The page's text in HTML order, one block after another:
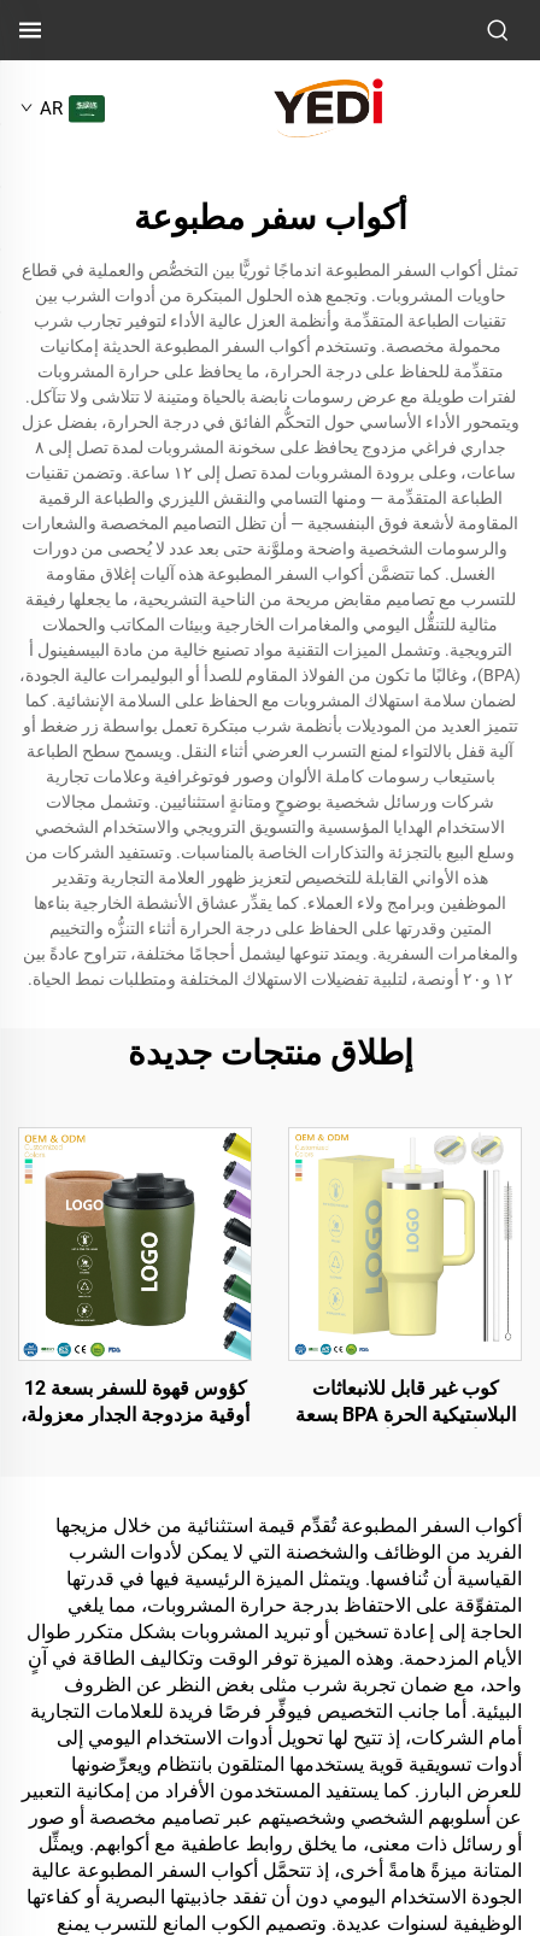
AR
أكواب سفر مطبوعة
تمثل أكواب السفر المطبوعة اندماجًا ثوريًّا بين التخصُّص والعملية في قطاع
حاويات المشروبات. وتجمع هذه الحلول المبتكرة من أدوات الشرب بين
تقنيات الطباعة المتقدِّمة وأنظمة العزل عالية الأداء لتوفير تجارب شرب
محمولة مخصصة. وتستخدم أكواب السفر المطبوعة الحديثة إمكانيات
متقدِّمة للحفاظ على درجة الحرارة، ما يحافظ على حرارة المشروبات
لفترات طويلة مع عرض رسومات نابضة بالحياة ومتينة لا تتلاشى ولا تتآكل.
ويتمحور الأداء الأساسي حول التحكُّم الفائق في درجة الحرارة، بفضل عزل
جداري فراغي مزدوج يحافظ على سخونة المشروبات لمدة تصل إلى ٨
ساعات، وعلى برودة المشروبات لمدة تصل إلى ١٢ ساعة. وتضمن تقنيات
الطباعة المتقدِّمة — ومنها التسامي والنقش الليزري والطباعة الرقمية
المقاومة لأشعة فوق البنفسجية — أن تظل التصاميم المخصصة والشعارات
والرسومات الشخصية واضحة وملوَّنة حتى بعد عدد لا يُحصى من دورات
الغسل. كما تتضمَّن أكواب السفر المطبوعة هذه آليات إغلاق مقاومة
للتسرب مع تصاميم مقابض مريحة من الناحية التشريحية، ما يجعلها رفيقة
مثالية للتنقُّل اليومي والمغامرات الخارجية وبيئات المكاتب والحملات
الترويجية. وتشمل الميزات التقنية مواد تصنيع خالية من مادة البيسفينول أ
(BPA)، وغالبًا ما تكون من الفولاذ المقاوم للصدأ أو البوليمرات عالية الجودة،
لضمان سلامة استهلاك المشروبات مع الحفاظ على السلامة الإنشائية. كما
تتميز العديد من الموديلات بأنظمة شرب مبتكرة تعمل بواسطة زر ضغط أو
آلية قفل بالالتواء لمنع التسرب العرضي أثناء النقل. ويسمح سطح الطباعة
باستيعاب رسومات كاملة الألوان وصور فوتوغرافية وعلامات تجارية
شركات ورسائل شخصية بوضوحٍ ومتانةٍ استثنائيين. وتشمل مجالات
الاستخدام الهدايا المؤسسية والتسويق الترويجي والاستخدام الشخصي
وسلع البيع بالتجزئة والتذكارات الخاصة بالمناسبات. وتستفيد الشركات من
هذه الأواني القابلة للتخصيص لتعزيز ظهور العلامة التجارية وتقدير
الموظفين وبرامج ولاء العملاء. كما يقدِّر عشاق الأنشطة الخارجية بناءها
المتين وقدرتها على الحفاظ على درجة الحرارة أثناء التنزُّه والتخييم
والمغامرات السفرية. ويمتد تنوعها ليشمل أحجامًا مختلفة، تتراوح عادةً بين
١٢ و٢٠ أونصة، لتلبية تفضيلات الاستهلاك المختلفة ومتطلبات نمط الحياة.
إطلاق منتجات جديدة
كوب غير قابل للانبعاثات
البلاستيكية الحرة BPA بسعة
كوب من الفولاذ المقاوم للصدأ
معزول
كؤوس قهوة للسفر بسعة 12
أوقية مزدوجة الجدار معزولة،
بالجملة
أكواب السفر المطبوعة تُقدِّم قيمة استثنائية من خلال مزيجها
الفريد من الوظائف والشخصنة التي لا يمكن لأدوات الشرب
القياسية أن تُنافسها. ويتمثل الميزة الرئيسية فيها في قدرتها
المتفوِّقة على الاحتفاظ بدرجة حرارة المشروبات، مما يلغي
الحاجة إلى إعادة تسخين أو تبريد المشروبات بشكل متكرر طوال
الأيام المزدحمة. وهذه الميزة توفر الوقت وتكاليف الطاقة في آنٍ
واحد، مع ضمان تجربة شرب مثلى بغض النظر عن الظروف
البيئية. أما جانب التخصيص فيوفِّر فرصًا فريدة للعلامات التجارية
أمام الشركات، إذ تتيح لها تحويل أدوات الاستخدام اليومي إلى
أدوات تسويقية قوية يستخدمها المتلقون بانتظام ويعرِّضونها
للعرض البارز. كما يستفيد المستخدمون الأفراد من إمكانية التعبير
عن أسلوبهم الشخصي وشخصيتهم عبر تصاميم مخصصة أو صور
أو رسائل ذات معنى، ما يخلق روابط عاطفية مع أكوابهم. ويمثِّل
المتانة ميزةً هامةً أخرى، إذ تتحمَّل أكواب السفر المطبوعة عالية
الجودة الاستخدام اليومي دون أن تفقد جاذبيتها البصرية أو كفاءتها
الوظيفية لسنوات عديدة. وتصميم الكوب المانع للتسرب يمنع